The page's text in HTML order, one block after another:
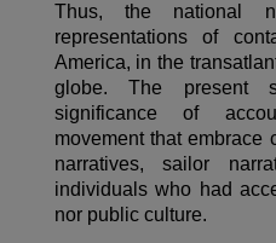
Thus, the national
representations of
America, in the
globe. The present
significance of
movement that embrace
narratives, sailor
individuals who had
nor public culture.